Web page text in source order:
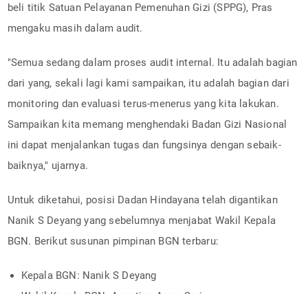
beli titik Satuan Pelayanan Pemenuhan Gizi (SPPG), Pras
mengaku masih dalam audit.
"Semua sedang dalam proses audit internal. Itu adalah bagian
dari yang, sekali lagi kami sampaikan, itu adalah bagian dari
monitoring dan evaluasi terus-menerus yang kita lakukan.
Sampaikan kita memang menghendaki Badan Gizi Nasional
ini dapat menjalankan tugas dan fungsinya dengan sebaik-
baiknya," ujarnya.
Untuk diketahui, posisi Dadan Hindayana telah digantikan
Nanik S Deyang yang sebelumnya menjabat Wakil Kepala
BGN. Berikut susunan pimpinan BGN terbaru:
Kepala BGN: Nanik S Deyang